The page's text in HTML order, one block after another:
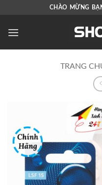
nội
CHÀO MỪNG
TRANG